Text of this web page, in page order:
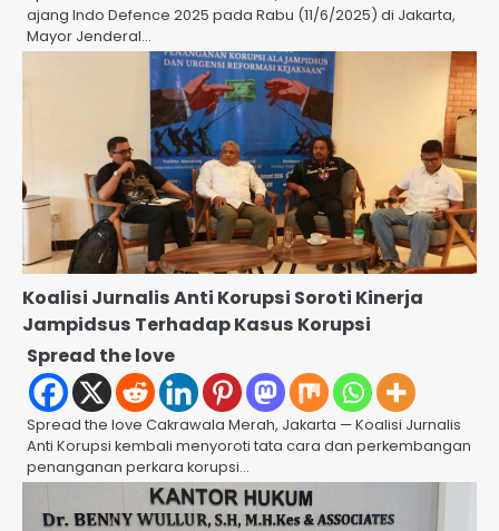
ajang Indo Defence 2025 pada Rabu (11/6/2025) di Jakarta,
Mayor Jenderal…
Koalisi Jurnalis Anti Korupsi Soroti Kinerja
Jampidsus Terhadap Kasus Korupsi
Spread the love
Spread the love Cakrawala Merah, Jakarta — Koalisi Jurnalis
Anti Korupsi kembali menyoroti tata cara dan perkembangan
penanganan perkara korupsi…